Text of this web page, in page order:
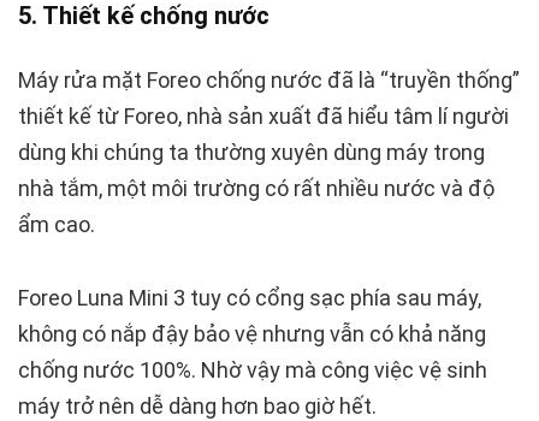
5. Thiết kế chống nước
Máy rửa mặt Foreo chống nước đã là “truyền thống”
thiết kế từ Foreo, nhà sản xuất đã hiểu tâm lí người
dùng khi chúng ta thường xuyên dùng máy trong
nhà tắm, một môi trường có rất nhiều nước và độ
ẩm cao.
Foreo Luna Mini 3 tuy có cổng sạc phía sau máy,
không có nắp đậy bảo vệ nhưng vẫn có khả năng
chống nước 100%. Nhờ vậy mà công việc vệ sinh
máy trở nên dễ dàng hơn bao giờ hết.